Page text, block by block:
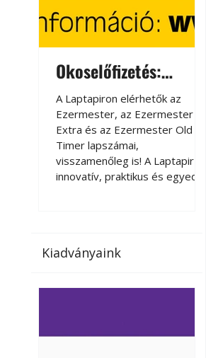
Okoselőfizetés:
Ezermester Extra
A Laptapiron elérhetők az
Ezermester, az Ezermester
Extra és az Ezermester Old
Timer lapszámai,
visszamenőleg is! A Laptapir új,
innovatív, praktikus és egyedi
az otthonában, útközben vagy
elérhetők lapszámaink. Bárhol,
Kiadványaink